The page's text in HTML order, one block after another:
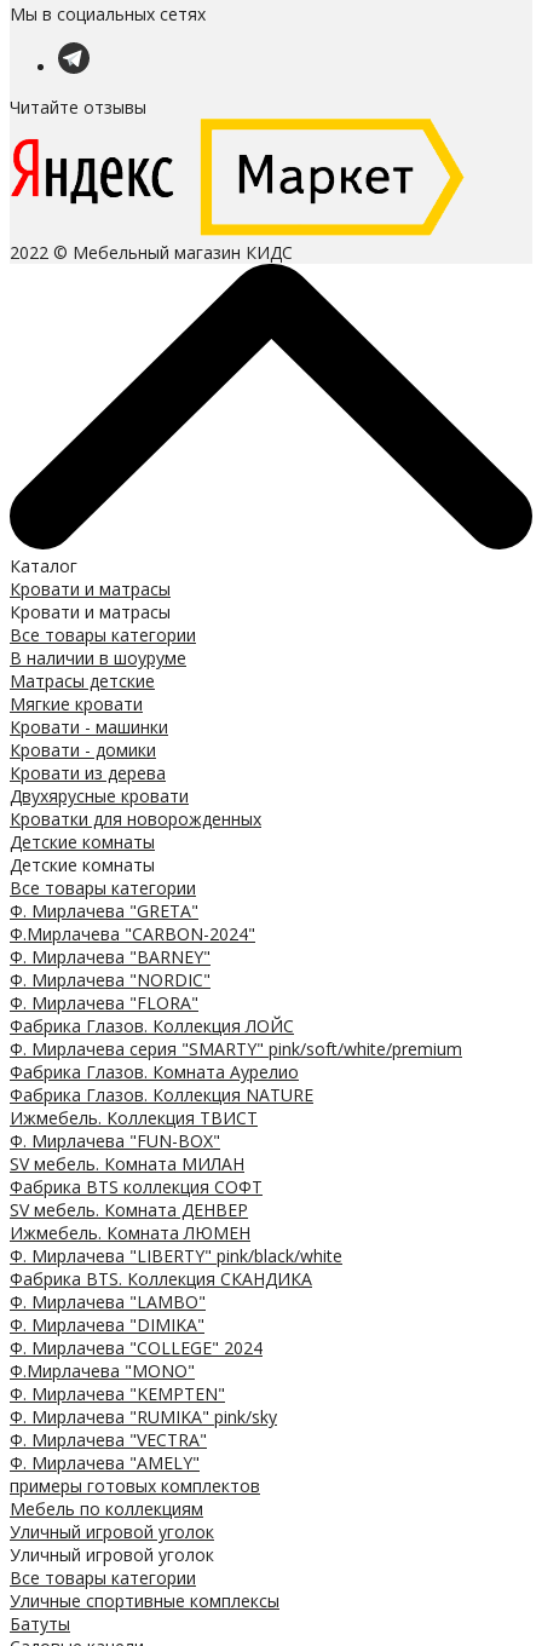
Мы в социальных сетях
Читайте отзывы
2022 © Мебельный магазин КИДС
Каталог
Кровати и матрасы
Кровати и матрасы
Все товары категории
В наличии в шоуруме
Матрасы детские
Мягкие кровати
Кровати - машинки
Кровати - домики
Кровати из дерева
Двухярусные кровати
Кроватки для новорожденных
Детские комнаты
Детские комнаты
Все товары категории
Ф. Мирлачева "GRETA"
Ф.Мирлачева "CARBON-2024"
Ф. Мирлачева "BARNEY"
Ф. Мирлачева "NORDIC"
Ф. Мирлачева "FLORA"
Фабрика Глазов. Коллекция ЛОЙС
Ф. Мирлачева серия "SMARTY" pink/soft/white/premium
Фабрика Глазов. Комната Аурелио
Фабрика Глазов. Коллекция NATURE
Ижмебель. Коллекция ТВИСТ
Ф. Мирлачева "FUN-BOX"
SV мебель. Комната МИЛАН
Фабрика BTS коллекция СОФТ
SV мебель. Комната ДЕНВЕР
Ижмебель. Комната ЛЮМЕН
Ф. Мирлачева "LIBERTY" pink/black/white
Фабрика BTS. Коллекция СКАНДИКА
Ф. Мирлачева "LAMBO"
Ф. Мирлачева "DIMIKA"
Ф. Мирлачева "COLLEGE" 2024
Ф.Мирлачева "MONO"
Ф. Мирлачева "KEMPTEN"
Ф. Мирлачева "RUMIKA" pink/sky
Ф. Мирлачева "VECTRA"
Ф. Мирлачева "AMELY"
примеры готовых комплектов
Мебель по коллекциям
Уличный игровой уголок
Уличный игровой уголок
Все товары категории
Уличные спортивные комплексы
Батуты